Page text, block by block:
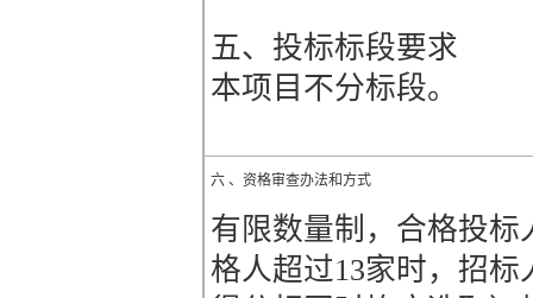
五、投标标段要求
本项目不分标段。
六 、资格审查办法和方式
有限数量制，合格投标
格人超过13家时，招